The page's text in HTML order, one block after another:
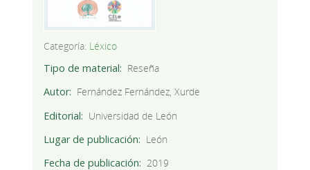
Categoría: Léxico
Tipo de material
Reseña
Autor
Fernández Fernández, Xurde
Editorial
Universidad de León
Lugar de publicación
León
Fecha de publicación
2019